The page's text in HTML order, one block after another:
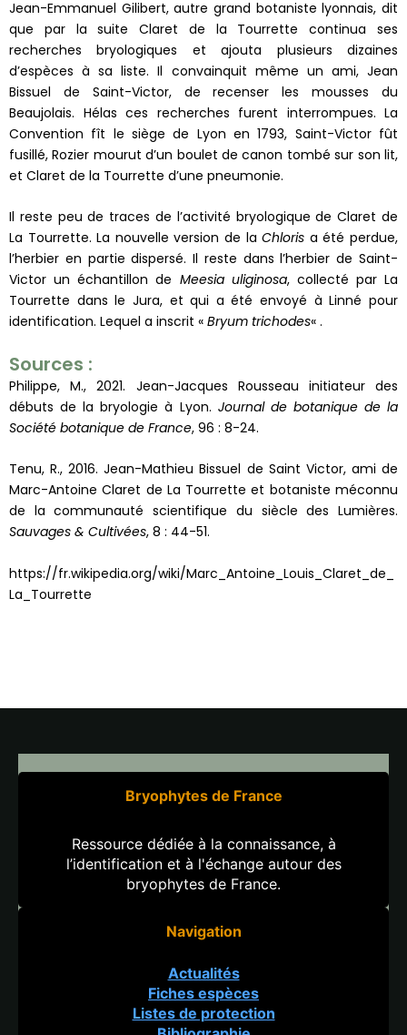
Jean-Emmanuel Gilibert, autre grand botaniste lyonnais, dit
que par la suite Claret de la Tourrette continua ses
recherches bryologiques et ajouta plusieurs dizaines
d’espèces à sa liste. Il convainquit même un ami, Jean
Bissuel de Saint-Victor, de recenser les mousses du
Beaujolais. Hélas ces recherches furent interrompues. La
Convention fît le siège de Lyon en 1793, Saint-Victor fût
fusillé, Rozier mourut d’un boulet de canon tombé sur son lit,
et Claret de la Tourrette d’une pneumonie.
Il reste peu de traces de l’activité bryologique de Claret de
La Tourrette. La nouvelle version de laChloris a été perdue,
l’herbier en partie dispersé. Il reste dans l’herbier de Saint-
Victor un échantillon de Meesia uliginosa, collecté par La
Tourrette dans le Jura, et qui a été envoyé à Linné pour
identification. Lequel a inscrit « Bryum trichodes« .
Sources :
Philippe, M., 2021. Jean-Jacques Rousseau initiateur des
débuts de la bryologie à Lyon. Journal de botanique de la
Société botanique de France, 96 : 8-24.
Tenu, R., 2016. Jean-Mathieu Bissuel de Saint Victor, ami de
Marc-Antoine Claret de La Tourrette et botaniste méconnu
de la communauté scientifique du siècle des Lumières.
Sauvages & Cultivées, 8 : 44-51.
https://fr.wikipedia.org/wiki/Marc_Antoine_Louis_Claret_de_
La_Tourrette
Bryophytes de France
Ressource dédiée à la connaissance, à
l’identification et à l'échange autour des
bryophytes de France.
Navigation
Actualités
Fiches espèces
Listes de protection